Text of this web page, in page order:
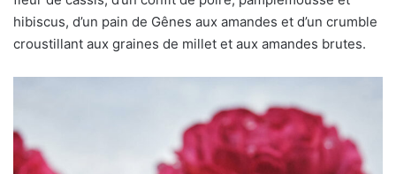
hibiscus, d’un pain de Gênes aux amandes et d’un crumble
croustillant aux graines de millet et aux amandes brutes.